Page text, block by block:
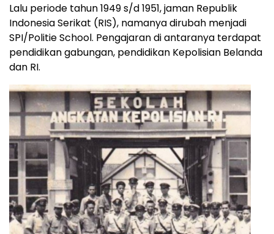
Lalu periode tahun 1949 s/d 1951, jaman Republik
Indonesia Serikat (RIS), namanya dirubah menjadi
SPI/Politie School. Pengajaran di antaranya terdapat
pendidikan gabungan, pendidikan Kepolisian Belanda
dan RI.